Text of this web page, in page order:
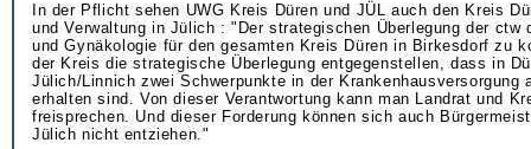
In der Pflicht sehen UWG Kreis Düren und JÜL auch den Kreis
und Verwaltung in Jülich : "Der strategischen Überlegung der ctw
und Gynäkologie für den gesamten Kreis Düren in Birkesdorf zu
der Kreis die strategische Überlegung entgegenstellen, dass in
Jülich/Linnich zwei Schwerpunkte in der Krankenhausversorgung
erhalten sind. Von dieser Verantwortung kann man Landrat und
freisprechen. Und dieser Forderung können sich auch
Jülich nicht entziehen."